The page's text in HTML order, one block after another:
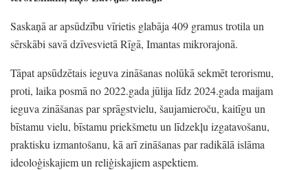
Saskaņā ar apsūdzību vīrietis glabāja 409 gramus trotila un
sērskābi savā dzīvesvietā Rīgā, Imantas mikrorajonā.
Tāpat apsūdzētais ieguva zināšanas nolūkā sekmēt terorismu,
proti, laika posmā no 2022.gada jūlija līdz 2024.gada maijam
ieguva zināšanas par sprāgstvielu, šaujamieroču, kaitīgu un
bīstamu vielu, bīstamu priekšmetu un līdzekļu izgatavošanu,
praktisku izmantošanu, kā arī zināšanas par radikālā islāma
ideoloģiskajiem un reliģiskajiem aspektiem.